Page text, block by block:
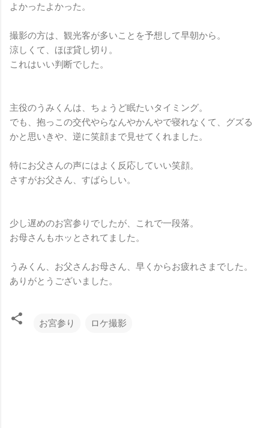
よかったよかった。
撮影の方は、観光客が多いことを予想して早朝から。
涼しくて、ほぼ貸し切り。
これはいい判断でした。
主役のうみくんは、ちょうど眠たいタイミング。
でも、抱っこの交代やらなんやかんやで寝れなくて、グズる
かと思いきや、逆に笑顔まで見せてくれました。
特にお父さんの声にはよく反応していい笑顔。
さすがお父さん、すばらしい。
少し遅めのお宮参りでしたが、これで一段落。
お母さんもホッとされてました。
うみくん、お父さんお母さん、早くからお疲れさまでした。
ありがとうございました。
お宮参り ロケ撮影